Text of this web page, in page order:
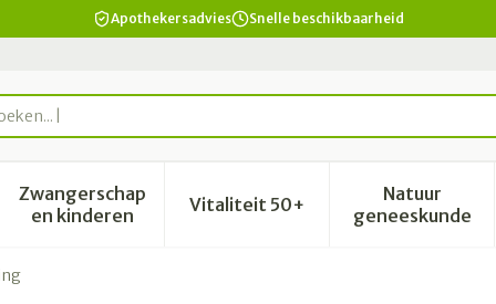
Apothekersadvies Snelle beschikbaarheid
verzorging en hygiëne categorie
voor Dieet, voeding en vitamines categorie
Zwangerschap
en kinderenToon submenu voor Zwangerschap en
Vitaliteit 50+Toon submenu voor Vitaliteit
Natuur
geneeskunde
Toon